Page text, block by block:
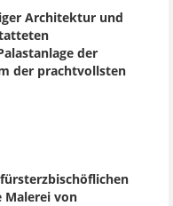
Architektur und
der
der prachtvollsten
Malerei von